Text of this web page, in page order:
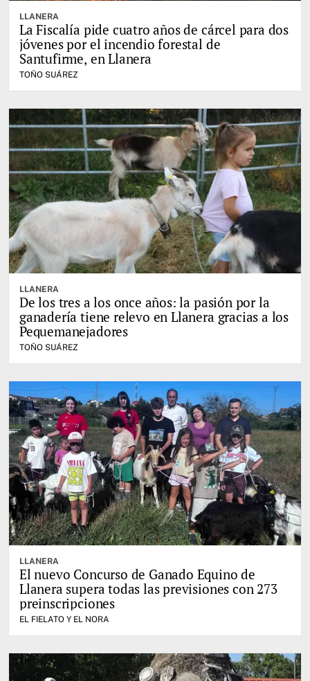
LLANERA
La Fiscalía pide cuatro años de cárcel para dos
jóvenes por el incendio forestal de
Santufirme, en Llanera
TOÑO SUÁREZ
LLANERA
De los tres a los once años: la pasión por la
ganadería tiene relevo en Llanera gracias a los
Pequemanejadores
TOÑO SUÁREZ
LLANERA
El nuevo Concurso de Ganado Equino de
Llanera supera todas las previsiones con 273
preinscripciones
EL FIELATO Y EL NORA